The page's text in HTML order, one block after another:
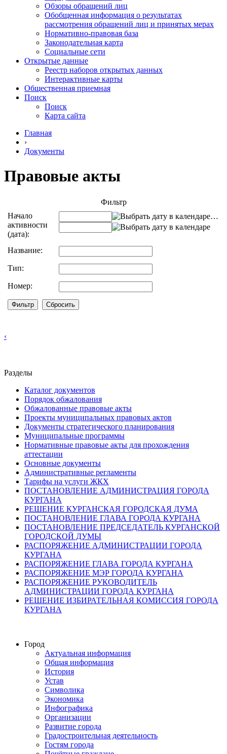
Обзоры обращений лиц
Обобщенная информация о результатах
рассмотрения обращений лиц и принятых мерах
Нормативно-правовая база
Законодательная карта
Социальные сети
Открытые данные
Реестр наборов открытых данных
Интерактивные карты
Общественная приемная
Поиск
Поиск
Карта сайта
Главная
›
Документы
Правовые акты
Фильтр
Начало
активности
(дата):
…
Название:
Тип:
Номер:
‹
Разделы
Каталог документов
Порядок обжалования
Обжалованные правовые акты
Проекты муниципальных правовых актов
Документы стратегического планирования
Муниципальные программы
Нормативные правовые акты для прохождения
аттестации
Основные документы
Административные регламенты
Тарифы на услуги ЖКХ
ПОСТАНОВЛЕНИЕ АДМИНИСТРАЦИЯ ГОРОДА
КУРГАНА
РЕШЕНИЕ КУРГАНСКАЯ ГОРОДСКАЯ ДУМА
ПОСТАНОВЛЕНИЕ ГЛАВА ГОРОДА КУРГАНА
ПОСТАНОВЛЕНИЕ ПРЕДСЕДАТЕЛЬ КУРГАНСКОЙ
ГОРОДСКОЙ ДУМЫ
РАСПОРЯЖЕНИЕ АДМИНИСТРАЦИИ ГОРОДА
КУРГАНА
РАСПОРЯЖЕНИЕ ГЛАВА ГОРОДА КУРГАНА
РАСПОРЯЖЕНИЕ МЭР ГОРОДА КУРГАНА
РАСПОРЯЖЕНИЕ РУКОВОДИТЕЛЬ
АДМИНИСТРАЦИИ ГОРОДА КУРГАНА
РЕШЕНИЕ ИЗБИРАТЕЛЬНАЯ КОМИССИЯ ГОРОДА
КУРГАНА
Город
Актуальная информация
Общая информация
История
Устав
Символика
Экономика
Инфографика
Организации
Развитие города
Градостроительная деятельность
Гостям города